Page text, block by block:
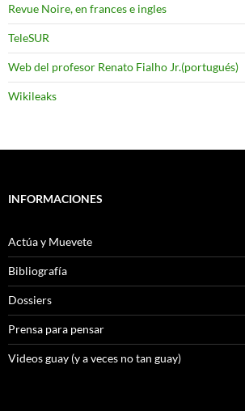
Revue Noire, en frances e ingles
TeleSUR
Web del profesor Renato Fialho Jr.(portugués)
Wikileaks
INFORMACIONES
Actúa y Muevete
Bibliografía
Dossiers
Prensa para pensar
Videos guay (y a veces no tan guay)